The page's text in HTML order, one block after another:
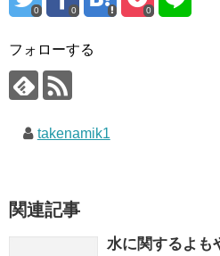
0 0 0
フォローする
takenamik1
関連記事
水に関するよも